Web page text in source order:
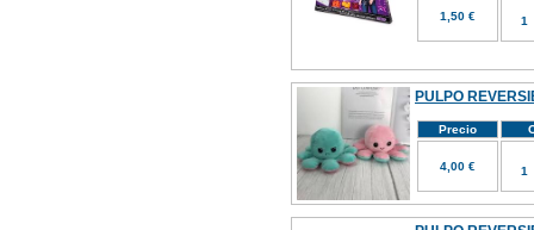
1,50 €
PULPO
Precio
4,00 €